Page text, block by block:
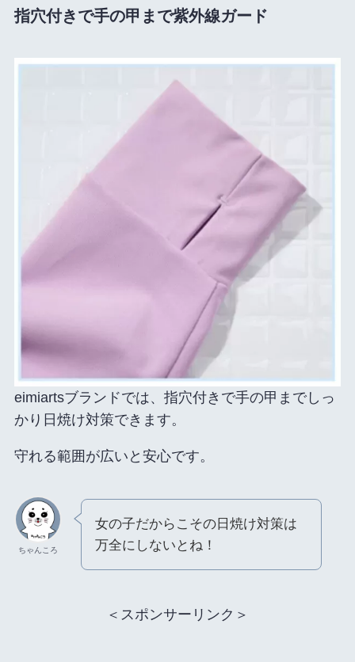
指穴付きで手の甲まで紫外線ガード
eimiartsブランドでは、指穴付きで手の甲までしっ
かり日焼け対策できます。
守れる範囲が広いと安心です。
ちゃんころ
女の子だからこその日焼け対策は
万全にしないとね！
＜スポンサーリンク＞